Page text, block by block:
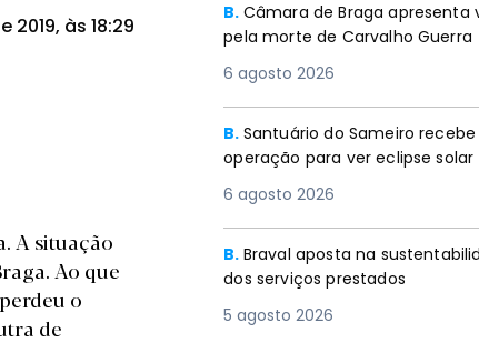
2019, às 18:29
A situação
Ao que
o
de
B. Câmara de Braga apresenta
pela morte de Carvalho Guerra
6 agosto 2026
B. Santuário do Sameiro
operação para ver eclipse solar
6 agosto 2026
B. Braval aposta na
dos serviços prestados
5 agosto 2026